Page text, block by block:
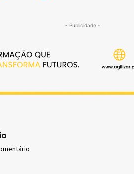
- Publicidade -